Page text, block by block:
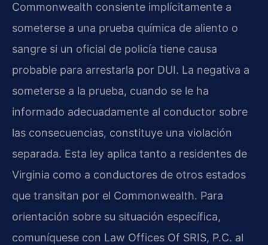
Commonwealth consiente implícitamente a
someterse a una prueba química de aliento o
sangre si un oficial de policía tiene causa
probable para arrestarla por DUI. La negativa a
someterse a la prueba, cuando se le ha
informado adecuadamente al conductor sobre
las consecuencias, constituye una violación
separada. Esta ley aplica tanto a residentes de
Virginia como a conductores de otros estados
que transitan por el Commonwealth. Para
orientación sobre su situación específica,
comuníquese con Law Offices Of SRIS, P.C. al